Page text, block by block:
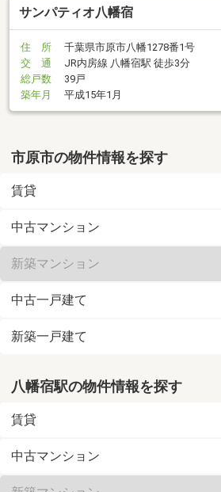
サンパティオ八幡宿
住 所
千葉県市原市八幡1278番1号
交 通
JR内房線 八幡宿駅 徒歩3分
総戸数
39戸
築年月
平成15年1月
市原市の物件情報を探す
賃貸
中古マンション
新築マンション
中古一戸建て
新築一戸建て
八幡宿駅の物件情報を探す
賃貸
中古マンション